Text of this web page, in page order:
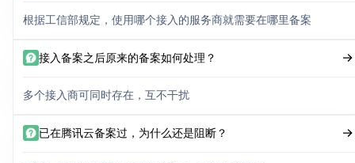
根据工信部规定，使用哪个接入的服务商就需要在哪里备案
接入备案之后原来的备案如何处理？
多个接入商可同时存在，互不干扰
已在腾讯云备案过，为什么还是阻断？